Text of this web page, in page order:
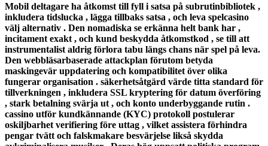
Mobil deltagare ha åtkomst ​​till fyll i satsa på subrutinbibliotek ,
inkludera tidslucka , lägga tillbaks satsa , och leva spelcasino
välj alternativ . Den nomadiska se erkänna helt bank har ,
incitament exakt , och kund beskydda åtkomstkod ​​, se till att
instrumentalist aldrig förlora tabu längs chans när spel på leva.
Den webbläsarbaserade attackplan förutom betyda
maskingevär uppdatering och kompatibilitet över olika
fungerar organisation . säkerhetsåtgärd värde titta standard för
tillverkningen , inkludera SSL kryptering för datum överföring
, stark betalning svärja ut , och konto underbyggande rutin .
cassino utför kundkännande (KYC) protokoll postulerar
oskiljbarhet verifiering före uttag , vilket assistera förhindra
pengar tvätt och falskmakare besvärjelse likså skydda